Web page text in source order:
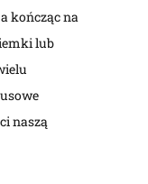
kończąc na
lub
naszą